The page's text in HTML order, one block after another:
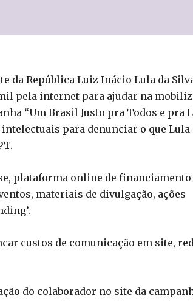
da República Luiz Inácio Lula da
pela internet para ajudar na
“Um Brasil Justo pra Todos e pra
para denunciar o que Lula
plataforma online de
materiais de divulgação, ações
custos de comunicação em site,
do colaborador no site da